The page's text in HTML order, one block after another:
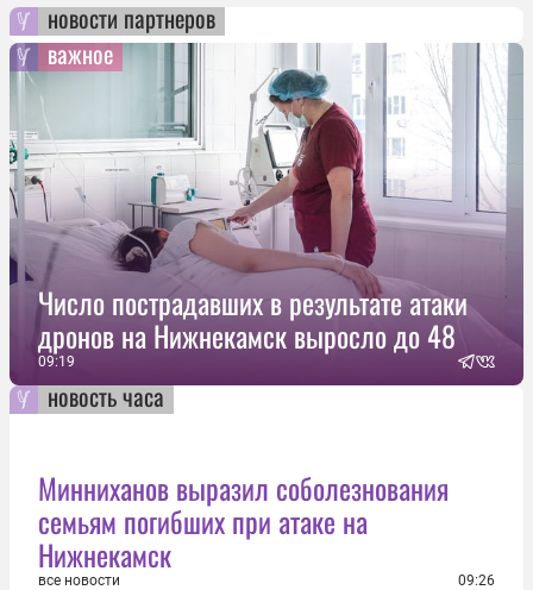
новости партнеров
важное
Число пострадавших в результате атаки
дронов на Нижнекамск выросло до 48
09:19
новость часа
Минниханов выразил соболезнования
семьям погибших при атаке на
Нижнекамск
все новости 09:26